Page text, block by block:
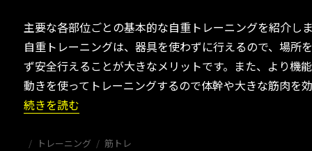
主要な各部位ごとの基本的な自重トレーニングを紹介し
自重トレーニングは、器具を使わずに行えるので、場所
ず安全行えることが大きなメリットです。また、より機
動きを使ってトレーニングするので体幹や大きな筋肉を
“【まとめ】自重トレーニング一覧を部位別に紹介！” の
続きを読む
投 カ
トレーニング
タ
筋トレ